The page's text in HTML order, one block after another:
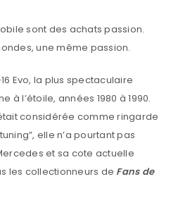
sont des achats passion.
une même passion.
16 Evo, la plus spectaculaire
à l’étoile, années 1980 à 1990.
considérée comme ringarde
elle n’a pourtant pas
et sa cote actuelle
les collectionneurs de Fans de